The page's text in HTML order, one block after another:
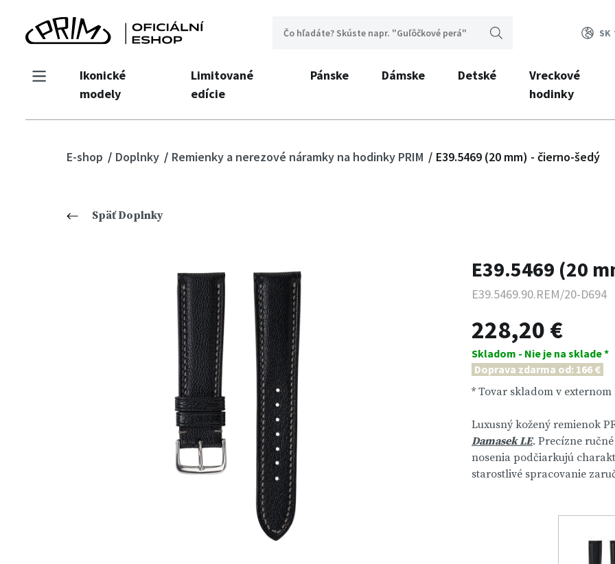
SK
Ikonické
modely
Limitované
edície
Pánske Dámske Detské
Vreckové
hodinky
E-shop Doplnky Remienky a nerezové náramky na hodinky PRIM E39.5469 (20 mm) - čierno-šedý
Späť Doplnky
E39.5469 (20
E39.5469.90.REM/20-D694
228,20 €
Skladom - Nie je na sklade *
Doprava zdarma od: 166 €
* Tovar skladom v
Luxusný kožený remienok
Damasek LE. Precízne
nosenia podčiarkujú
starostlivé spracovanie